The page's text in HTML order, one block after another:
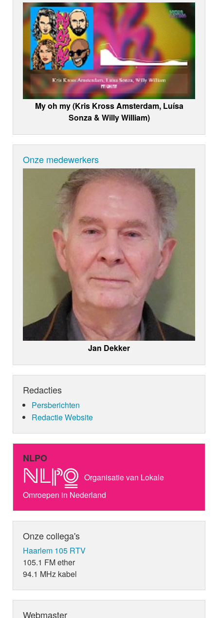
My oh my (Kris Kross Amsterdam, Luísa
Sonza & Willy William)
Onze medewerkers
Jan Dekker
Redacties
Persberichten
Redactie Website
NLPO
Organisatie van Lokale
Omroepen in Nederland
Onze collega's
Haarlem 105 RTV
105.1 FM ether
94.1 MHz kabel
Webmaster